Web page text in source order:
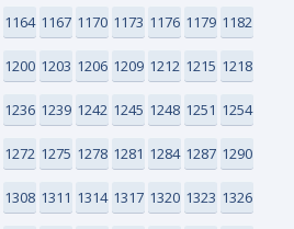
1164 1167 1170 1173 1176 1179 1182
1200 1203 1206 1209 1212 1215 1218
1236 1239 1242 1245 1248 1251 1254
1272 1275 1278 1281 1284 1287 1290
1308 1311 1314 1317 1320 1323 1326